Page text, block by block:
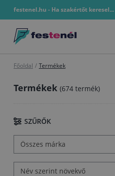
festenel.hu - Ha szakértőt keresel...
Főoldal / Termékek
Termékek (674 termék)
SZŰRŐK
Összes márka
Név szerint növekvő